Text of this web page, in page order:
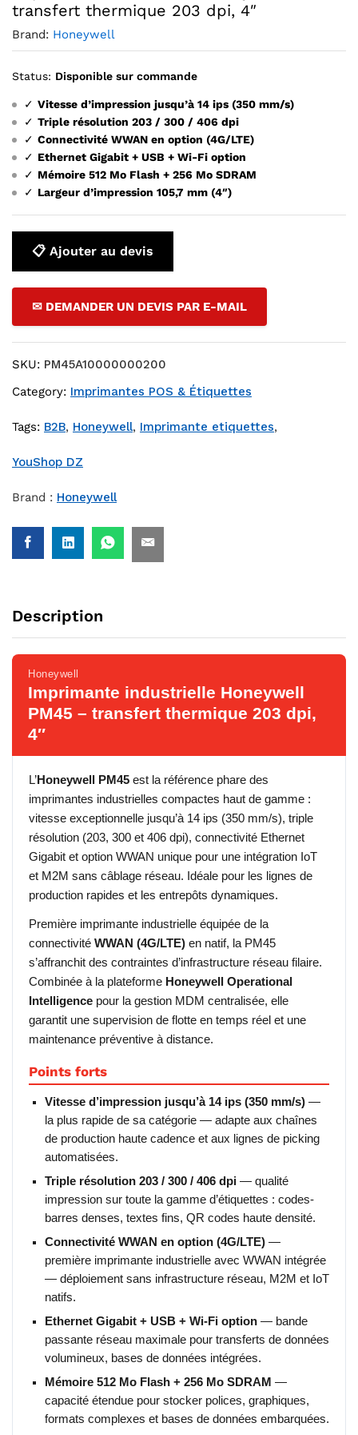
transfert thermique 203 dpi, 4″
Brand: Honeywell
Status: Disponible sur commande
✓ Vitesse d’impression jusqu’à 14 ips (350 mm/s)
✓ Triple résolution 203 / 300 / 406 dpi
✓ Connectivité WWAN en option (4G/LTE)
✓ Ethernet Gigabit + USB + Wi-Fi option
✓ Mémoire 512 Mo Flash + 256 Mo SDRAM
✓ Largeur d’impression 105,7 mm (4″)
📋 Ajouter au devis
✉ DEMANDER UN DEVIS PAR E-MAIL
SKU: PM45A10000000200
Category: Imprimantes POS & Étiquettes
Tags: B2B, Honeywell, Imprimante etiquettes,
YouShop DZ
Brand : Honeywell
Description
Honeywell
Imprimante industrielle Honeywell
PM45 – transfert thermique 203 dpi,
4″
L’Honeywell PM45 est la référence phare des
imprimantes industrielles compactes haut de gamme :
vitesse exceptionnelle jusqu’à 14 ips (350 mm/s), triple
résolution (203, 300 et 406 dpi), connectivité Ethernet
Gigabit et option WWAN unique pour une intégration IoT
et M2M sans câblage réseau. Idéale pour les lignes de
production rapides et les entrepôts dynamiques.
Première imprimante industrielle équipée de la
connectivité WWAN (4G/LTE) en natif, la PM45
s’affranchit des contraintes d’infrastructure réseau filaire.
Combinée à la plateforme Honeywell Operational
Intelligence pour la gestion MDM centralisée, elle
garantit une supervision de flotte en temps réel et une
maintenance préventive à distance.
Points forts
Vitesse d’impression jusqu’à 14 ips (350 mm/s) —
la plus rapide de sa catégorie — adapte aux chaînes
de production haute cadence et aux lignes de picking
automatisées.
Triple résolution 203 / 300 / 406 dpi — qualité
impression sur toute la gamme d’étiquettes : codes-
barres denses, textes fins, QR codes haute densité.
Connectivité WWAN en option (4G/LTE) —
première imprimante industrielle avec WWAN intégrée
— déploiement sans infrastructure réseau, M2M et IoT
natifs.
Ethernet Gigabit + USB + Wi-Fi option — bande
passante réseau maximale pour transferts de données
volumineux, bases de données intégrées.
Mémoire 512 Mo Flash + 256 Mo SDRAM —
capacité étendue pour stocker polices, graphiques,
formats complexes et bases de données embarquées.